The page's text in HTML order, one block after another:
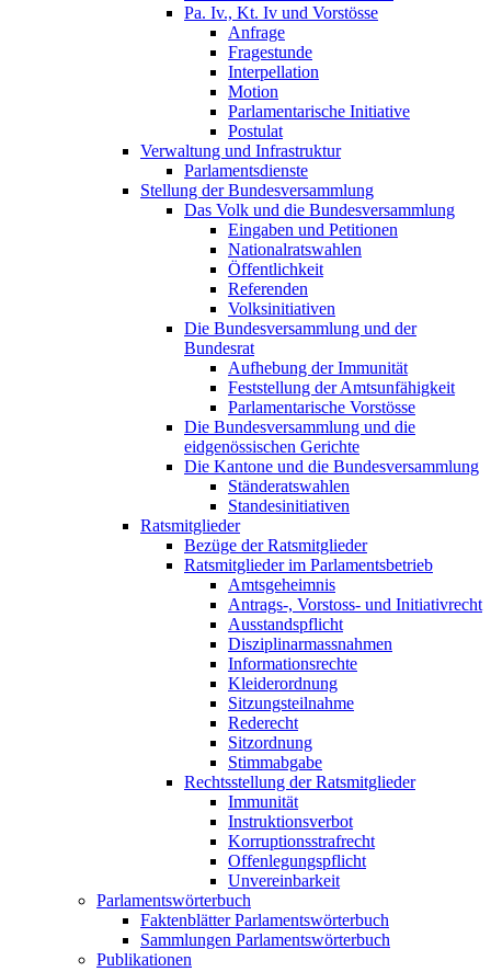
Pa. Iv., Kt. Iv und Vorstösse
Anfrage
Fragestunde
Interpellation
Motion
Parlamentarische Initiative
Postulat
Verwaltung und Infrastruktur
Parlamentsdienste
Stellung der Bundesversammlung
Das Volk und die Bundesversammlung
Eingaben und Petitionen
Nationalratswahlen
Öffentlichkeit
Referenden
Volksinitiativen
Die Bundesversammlung und der
Bundesrat
Aufhebung der Immunität
Feststellung der Amtsunfähigkeit
Parlamentarische Vorstösse
Die Bundesversammlung und die
eidgenössischen Gerichte
Die Kantone und die Bundesversammlung
Ständeratswahlen
Standesinitiativen
Ratsmitglieder
Bezüge der Ratsmitglieder
Ratsmitglieder im Parlamentsbetrieb
Amtsgeheimnis
Antrags-, Vorstoss- und Initiativrecht
Ausstandspflicht
Disziplinarmassnahmen
Informationsrechte
Kleiderordnung
Sitzungsteilnahme
Rederecht
Sitzordnung
Stimmabgabe
Rechtsstellung der Ratsmitglieder
Immunität
Instruktionsverbot
Korruptionsstrafrecht
Offenlegungspflicht
Unvereinbarkeit
Parlamentswörterbuch
Faktenblätter Parlamentswörterbuch
Sammlungen Parlamentswörterbuch
Publikationen